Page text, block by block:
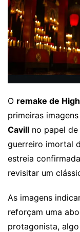
O remake de
primeiras
Cavill no papel de
guerreiro imortal
estreia
revisitar um
As imagens
reforçam uma
protagonista,